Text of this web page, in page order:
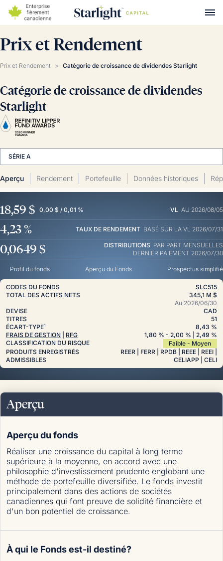
Prix et Rendement
Prix et Rendement > Catégorie de croissance de dividendes Starlight
Catégorie de croissance de dividendes
Starlight
SÉRIE A
Aperçu Rendement Portefeuille Données historiques
18,59 $ 0,00 $ / 0,01 % VL AU 2026/08/05
4,23 % TAUX DE RENDEMENT BASÉ SUR LA VL 2026/07/31
0,0649 $ DISTRIBUTIONS PAR PART MENSUELLES
DERNIER PAIEMENT 2026/07/30
Profil du fonds Aperçu du Fonds Prospectus simplifié
CODES DU FONDS
SLC515
TOTAL DES ACTIFS NETS
345,1 M $
Au 2026/06/30
DEVISE
CAD
TITRES
51
ÉCART-TYPE1
8,43 %
FRAIS DE GESTION
RFG 1,80 % - 2,00 % | 2,49 %
CLASSIFICATION DU RISQUE
Faible - Moyen
PRODUITS ENREGISTRÉS
ADMISSIBLES
REER | FERR | RPDB | REEE | REEI |
CELIAPP | CELI
Aperçu
Aperçu du fonds
Réaliser une croissance du capital à long terme
supérieure à la moyenne, en accord avec une
philosophie d'investissement prudente englobant une
méthode de portefeuille diversifiée. Le fonds investit
principalement dans des actions de sociétés
canadiennes qui font preuve de solidité financière et
d'un bon potentiel de croissance.
À qui le Fonds est-il destiné?